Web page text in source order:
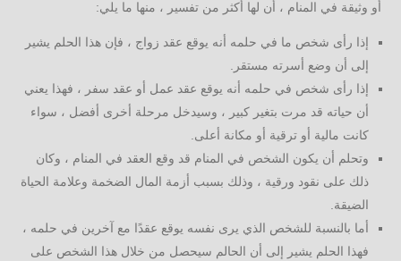
أو وثيقة في المنام ، أن لها أكثر من تفسير ، منها ما يلي:
إذا رأى شخص ما في حلمه أنه يوقع عقد زواج ، فإن هذا الحلم يشير
إلى أن وضع أسرته مستقر.
إذا رأى شخص في حلمه أنه يوقع عقد عمل أو عقد سفر ، فهذا يعني
أن حياته قد مرت بتغير كبير ، وسيدخل مرحلة أخرى أفضل ، سواء
كانت مالية أو ترقية أو مكانة أعلى.
وتحلم أن يكون الشخص في المنام قد وقع العقد في المنام ، وكان
ذلك على نقود ورقية ، وذلك بسبب أزمة المال الضخمة وعلامة الحياة
الضيقة.
أما بالنسبة للشخص الذي يرى نفسه يوقع عقدًا مع آخرين في حلمه ،
فهذا الحلم يشير إلى أن الحالم سيحصل من خلال هذا الشخص على